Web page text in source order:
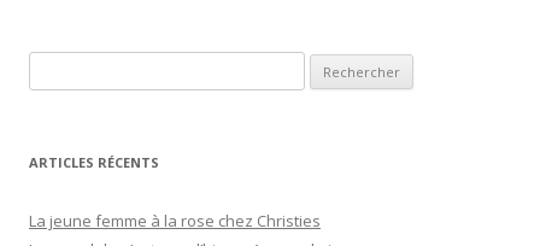
e
h
r
c
ARTICLES RÉCENTS
La jeune femme à la rose chez Christies